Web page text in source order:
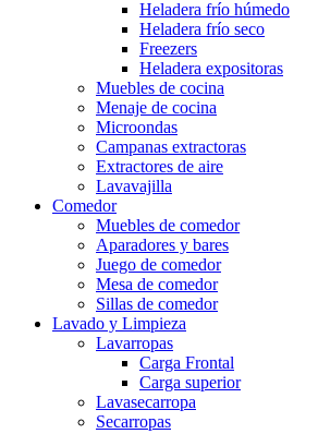
Heladera frío húmedo
Heladera frío seco
Freezers
Heladera expositoras
Muebles de cocina
Menaje de cocina
Microondas
Campanas extractoras
Extractores de aire
Lavavajilla
Comedor
Muebles de comedor
Aparadores y bares
Juego de comedor
Mesa de comedor
Sillas de comedor
Lavado y Limpieza
Lavarropas
Carga Frontal
Carga superior
Lavasecarropa
Secarropas